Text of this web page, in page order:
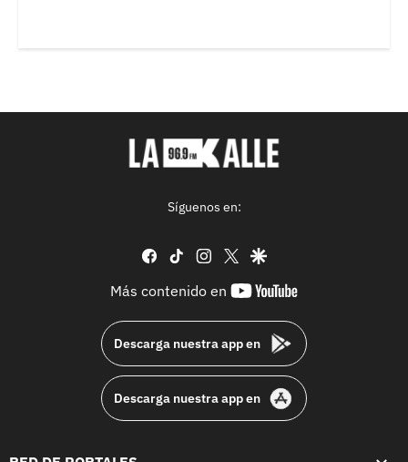
Síguenos en:
facebook
tiktok instagram
twittergoogle
Más contenido en
youtube-
Descarga nuestra app en
Descarga nuestra app en